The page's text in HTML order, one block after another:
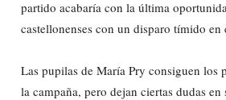
partido acabaría con la última
castellonenses con un disparo tímido
Las pupilas de María Pry consiguen los
la campaña, pero dejan ciertas dudas en